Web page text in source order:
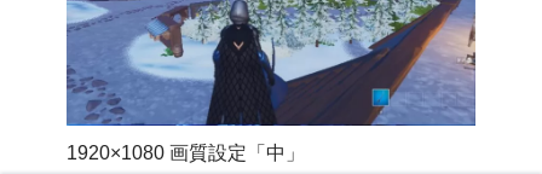
1920×1080 画質設定「中」